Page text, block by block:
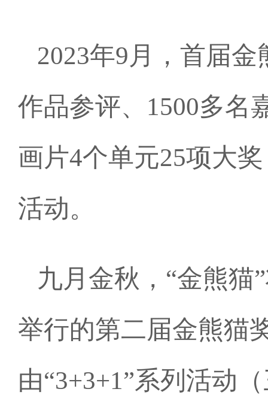
2023年9月，首届
作品参评、1500多名
画片4个单元25项大
活动。
九月金秋，“金熊猫
举行的第二届金熊猫
由“3+3+1”系列活动